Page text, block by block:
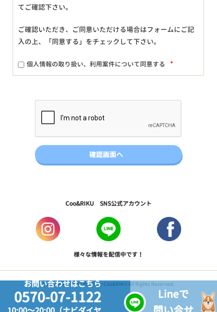
てご確認下さい。
ご確認いただき、ご同意いただける場合はフォームにご記
入の上、「同意する」をチェックして下さい。
個人情報の取り扱い、利用案件について同意する *
お問い合わせはこちら
0570-07-1122
Lineで
Coo&RIKU SNS公式アカウント
様々な情報を配信中です！
Copyright © 2017 PetShop Coo&RIKU All Rights Reserved.